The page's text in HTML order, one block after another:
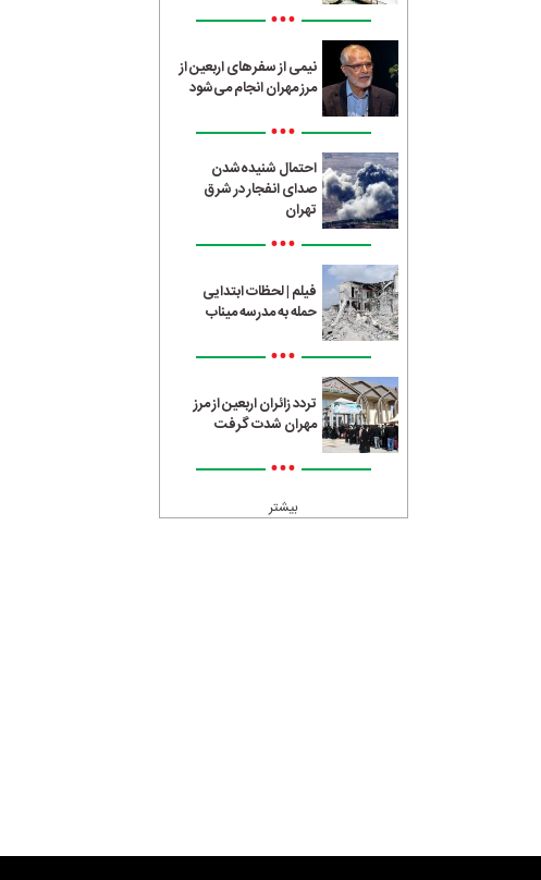
•••
نیمی از سفرهای اربعین از
مرز مهران انجام می‌شود
•••
احتمال شنیده‌شدن
صدای انفجار در شرق
تهران
•••
فیلم | لحظات ابتدایی
حمله به مدرسه میناب
•••
تردد زائران اربعین از مرز
مهران شدت گرفت
•••
بیشتر